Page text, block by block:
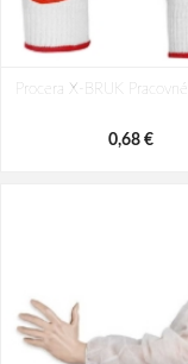
Procera X-BRUK
0,68 €